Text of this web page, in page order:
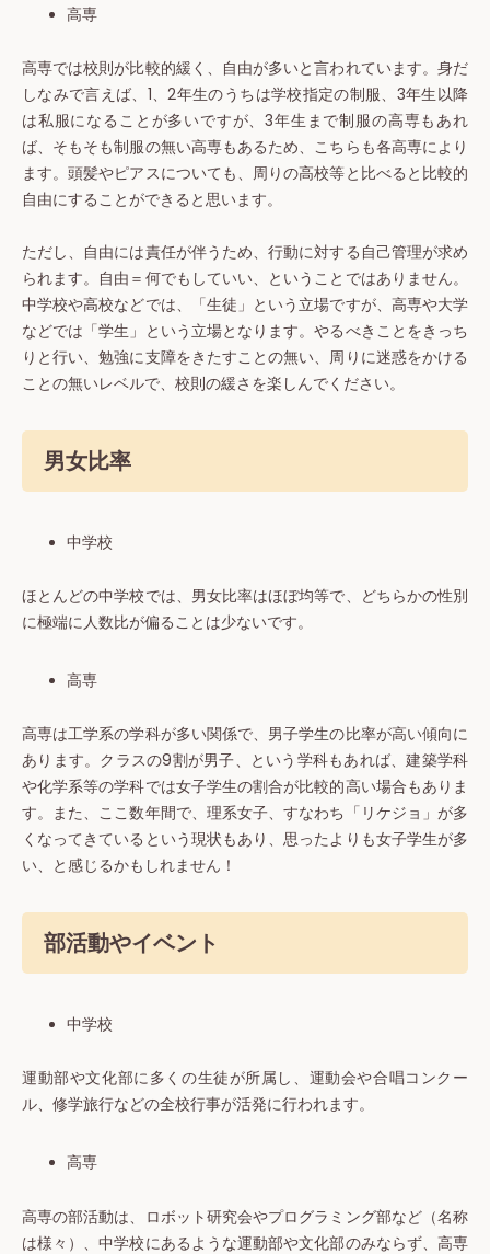
高専
高専では校則が比較的緩く、自由が多いと言われています。身だ
しなみで言えば、1、2年生のうちは学校指定の制服、3年生以降
は私服になることが多いですが、3年生まで制服の高専もあれ
ば、そもそも制服の無い高専もあるため、こちらも各高専により
ます。頭髪やピアスについても、周りの高校等と比べると比較的
自由にすることができると思います。
ただし、自由には責任が伴うため、行動に対する自己管理が求め
られます。自由＝何でもしていい、ということではありません。
中学校や高校などでは、「生徒」という立場ですが、高専や大学
などでは「学生」という立場となります。やるべきことをきっち
りと行い、勉強に支障をきたすことの無い、周りに迷惑をかける
ことの無いレベルで、校則の緩さを楽しんでください。
男女比率
中学校
ほとんどの中学校では、男女比率はほぼ均等で、どちらかの性別
に極端に人数比が偏ることは少ないです。
高専
高専は工学系の学科が多い関係で、男子学生の比率が高い傾向に
あります。クラスの9割が男子、という学科もあれば、建築学科
や化学系等の学科では女子学生の割合が比較的高い場合もありま
す。また、ここ数年間で、理系女子、すなわち「リケジョ」が多
くなってきているという現状もあり、思ったよりも女子学生が多
い、と感じるかもしれません！
部活動やイベント
中学校
運動部や文化部に多くの生徒が所属し、運動会や合唱コンクー
ル、修学旅行などの全校行事が活発に行われます。
高専
高専の部活動は、ロボット研究会やプログラミング部など（名称
は様々）、中学校にあるような運動部や文化部のみならず、高専